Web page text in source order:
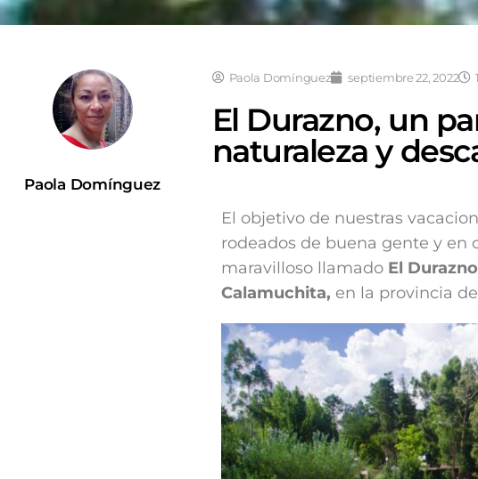
Paola Domínguez
Paola Domínguez septiembre 22, 2022
El Durazno, un
naturaleza y
El objetivo de nuestras
rodeados de buena gente y en
maravilloso llamado El Durazno
Calamuchita, en la provincia de